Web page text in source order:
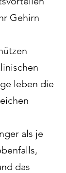
Gehirn
leben die
als je
das